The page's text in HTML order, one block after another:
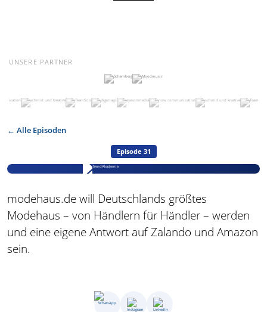
UNSERE PARTNER
← Alle Episoden
Episode 31
modehaus.de will Deutschlands größtes
Modehaus – von Händlern für Händler – werden
und eine eigene Antwort auf Zalando und Amazon
sein.